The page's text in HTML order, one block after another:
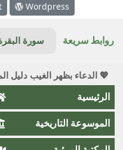
Wordpress
روابط سريعة سورة
💖 الدعاء بظهر الغيب دليل
الرئيسية
الموسوعة التاريخية